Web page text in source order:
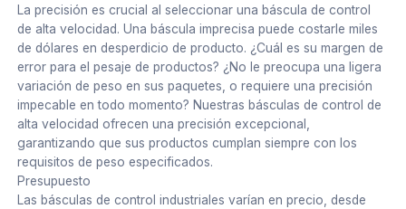
La precisión es crucial al seleccionar una báscula de control
de alta velocidad. Una báscula imprecisa puede costarle miles
de dólares en desperdicio de producto. ¿Cuál es su margen de
error para el pesaje de productos? ¿No le preocupa una ligera
variación de peso en sus paquetes, o requiere una precisión
impecable en todo momento? Nuestras básculas de control de
alta velocidad ofrecen una precisión excepcional,
garantizando que sus productos cumplan siempre con los
requisitos de peso especificados.
Presupuesto
Las básculas de control industriales varían en precio, desde